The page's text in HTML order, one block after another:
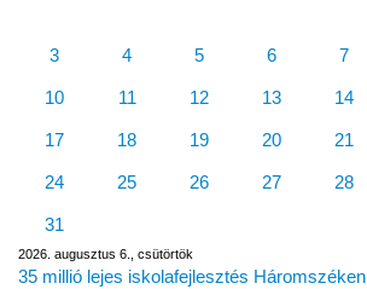
3 4 5 6 7
10 11 12 13 14
17 18 19 20 21
24 25 26 27 28
31
2026. augusztus 6., csütörtök
35 millió lejes iskolafejlesztés Háromszéken